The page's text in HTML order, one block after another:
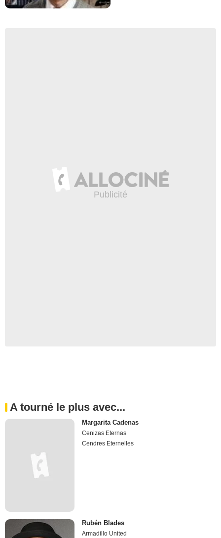
A tourné le plus avec...
Margarita Cadenas
Cenizas Eternas
Cendres Eternelles
Rubén Blades
Armadillo United